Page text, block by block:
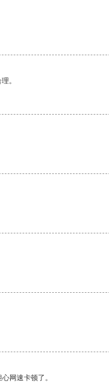
。
网速卡顿了。